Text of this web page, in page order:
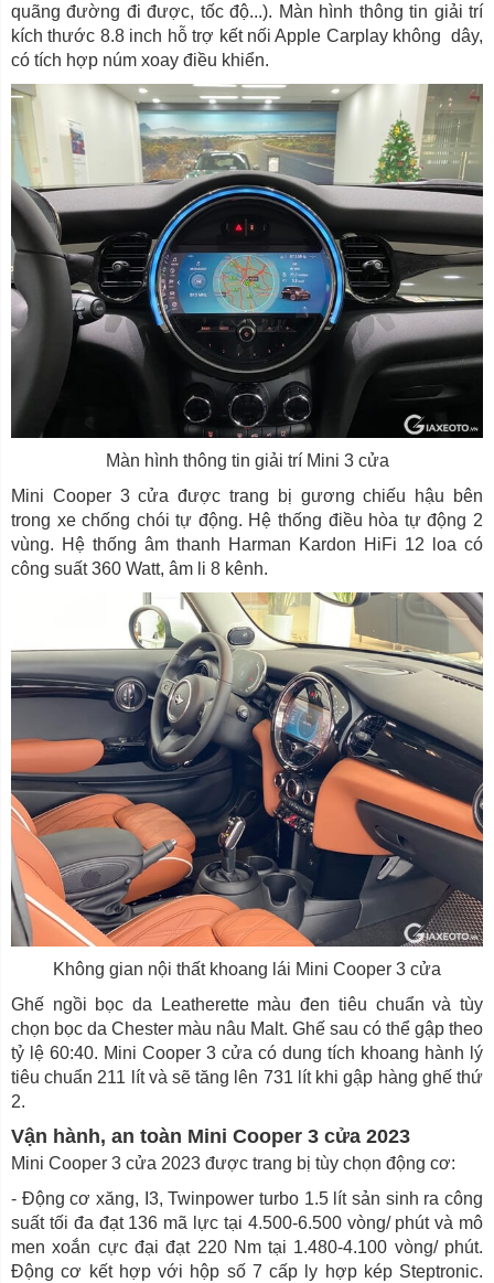
quãng đường đi được, tốc độ...). Màn hình thông tin giải trí
kích thước 8.8 inch hỗ trợ kết nối Apple Carplay không dây,
có tích hợp núm xoay điều khiển.
Màn hình thông tin giải trí Mini 3 cửa
Mini Cooper 3 cửa được trang bị gương chiếu hậu bên
trong xe chống chói tự động. Hệ thống điều hòa tự động 2
vùng. Hệ thống âm thanh Harman Kardon HiFi 12 loa có
công suất 360 Watt, âm li 8 kênh.
Không gian nội thất khoang lái Mini Cooper 3 cửa
Ghế ngồi bọc da Leatherette màu đen tiêu chuẩn và tùy
chọn bọc da Chester màu nâu Malt. Ghế sau có thể gập theo
tỷ lệ 60:40. Mini Cooper 3 cửa có dung tích khoang hành lý
tiêu chuẩn 211 lít và sẽ tăng lên 731 lít khi gập hàng ghế thứ
2.
Vận hành, an toàn Mini Cooper 3 cửa 2023
Mini Cooper 3 cửa 2023 được trang bị tùy chọn động cơ:
- Động cơ xăng, I3, Twinpower turbo 1.5 lít sản sinh ra công
suất tối đa đạt 136 mã lực tại 4.500-6.500 vòng/ phút và mô
men xoắn cực đại đạt 220 Nm tại 1.480-4.100 vòng/ phút.
Động cơ kết hợp với hộp số 7 cấp ly hợp kép Steptronic.